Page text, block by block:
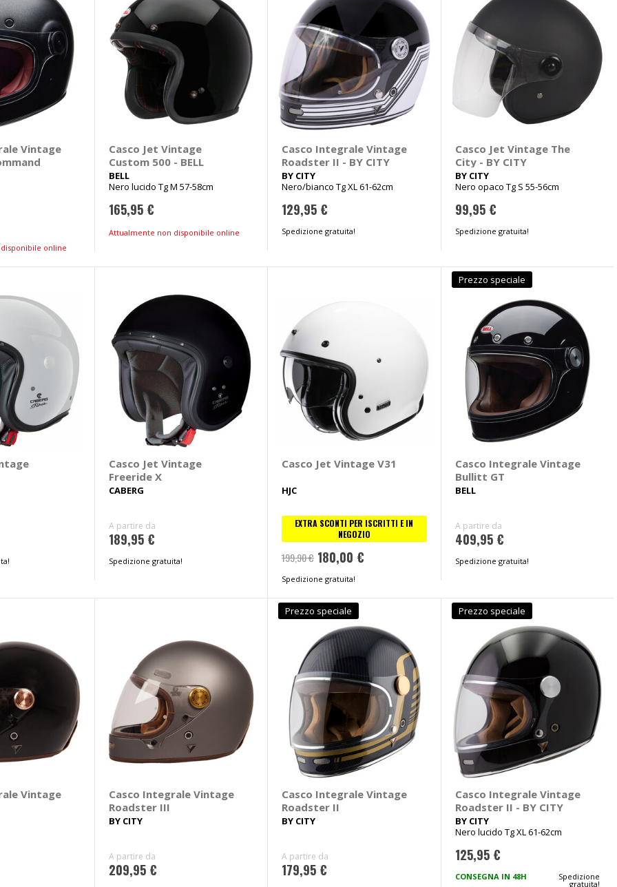
Vintage
online
Casco Jet Vintage
Custom 500 - BELL
BELL
Nero lucido Tg M 57-58cm
165,95 €
Attualmente non disponibile online
Casco Integrale Vintage
Roadster II - BY CITY
BY CITY
Nero/bianco Tg XL 61-62cm
129,95 €
Spedizione gratuita!
Casco Jet Vintage The
City - BY CITY
BY CITY
Nero opaco Tg S 55-56cm
99,95 €
Spedizione gratuita!
Casco Jet Vintage
Freeride X
CABERG
A partire da
189,95 €
Spedizione gratuita!
Casco Jet Vintage V31
HJC
EXTRA SCONTI PER ISCRITTI E IN
NEGOZIO
199,90 € 180,00 €
Spedizione gratuita!
Prezzo speciale
Casco Integrale Vintage
Bullitt GT
BELL
A partire da
409,95 €
Spedizione gratuita!
Vintage
Casco Integrale Vintage
Roadster III
BY CITY
A partire da
209,95 €
Prezzo speciale
Casco Integrale Vintage
Roadster II
BY CITY
A partire da
179,95 €
Prezzo speciale
Casco Integrale Vintage
Roadster II - BY CITY
BY CITY
Nero lucido Tg XL 61-62cm
125,95 €
CONSEGNA IN 48H Spedizione
gratuita!